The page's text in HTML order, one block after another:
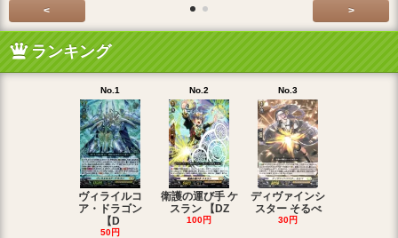
< >
ランキング
No.1
ヴィライルコ
ア・ドラゴン
【D
50円
No.2
衛護の運び手 ケ
スラン 【DZ
100円
No.3
ディヴァインシ
スター そるべ
30円